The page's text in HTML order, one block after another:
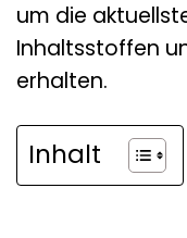
um die
Inhaltsstoffen
erhalten.
Inhalt